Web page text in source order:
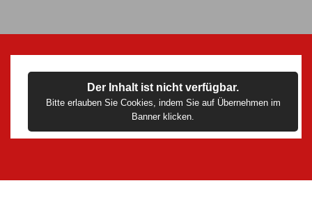
Der Inhalt ist nicht verfügbar.
Bitte erlauben Sie Cookies, indem Sie auf Übernehmen im
Banner klicken.